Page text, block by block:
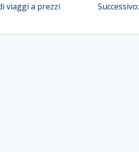
viaggi a prezzi
Successivo: